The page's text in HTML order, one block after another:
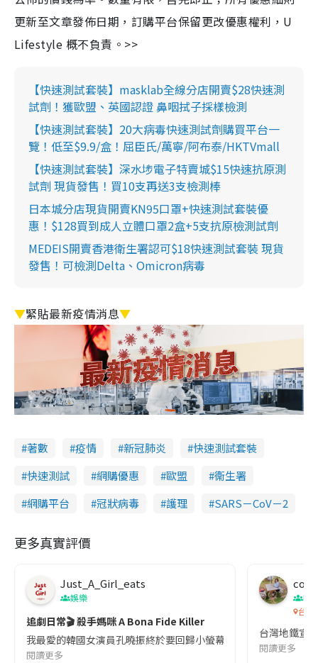
更新至文章發佈日期，訂購平台保留更改優惠權利，U
Lifestyle 概不負責。>>
【快速測試套裝】masklab全線分店開賣$28快速測
試劑！獲歐盟、英國認證 鼻咽拭子採樣檢測
【快速測試套裝】20大病毒快速測試劑購買平台一
覽！低至$9.9/盒！屈臣氏/萬寧/阿布泰/HKTVmall
【快速測試套裝】深水埗電子特賣城$15快速抗原測
試劑 現貨發售！買10支再送3支檢測棒
日本城分店現貨開賣KN95口罩+快速測試套裝優
惠！$128買到成人立體口罩2盒+5支抗原檢測試劑
MEDEIS開賣香港衛生署認可$18快速測試套裝 現貨
發售！可檢測Delta、Omicron病毒
▼緊貼最新疫情消息▼
著數 疫情 新冠肺炎
快速測試套裝
快速測試
網購優惠 歐盟
衞生署
網購平台
冠狀病毒 護理 SARS－CoV－2
更多真實評價
Just_A_Girl_eats
娛樂
追劇日常🎬 殺手媽咪 A Bona Fide Killer
我最愛的韓國女演員孔曉振終於要回歸小螢幕啦!這次的劇本改編
閱讀更多
co
吹
台灣
台灣地鐵宣
閱讀更多